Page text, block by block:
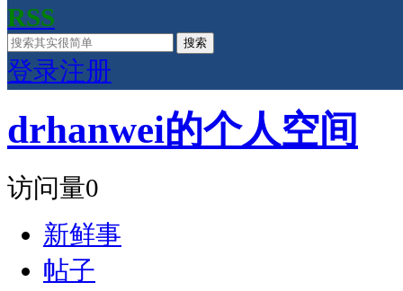
RSS
搜索
登录注册
drhanwei的个人空间
访问量0
新鲜事
帖子